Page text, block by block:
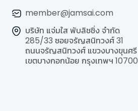
member@jamsai.com
บริษัท แจ่มใส พับลิชชิ่ง จำกัด
285/33 ซอยจรัญสนิทวงศ์ 31
ถนนจรัญสนิทวงศ์ แขวงบางขุนศรี
เขตบางกอกน้อย กรุงเทพฯ 10700